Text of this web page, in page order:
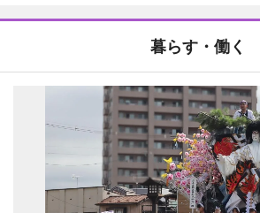
暮らす・働く